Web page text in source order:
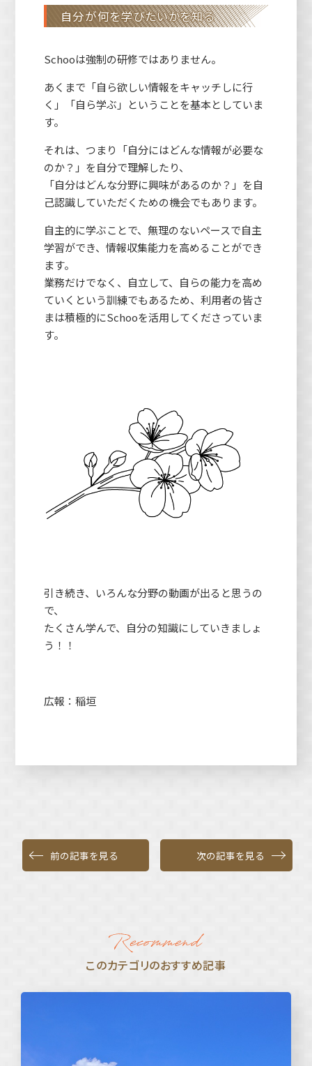
自分が何を学びたいかを知る
Schooは強制の研修ではありません。
あくまで「自ら欲しい情報をキャッチしに行
く」「自ら学ぶ」ということを基本としていま
す。
それは、つまり「自分にはどんな情報が必要な
のか？」を自分で理解したり、
「自分はどんな分野に興味があるのか？」を自
己認識していただくための機会でもあります。
自主的に学ぶことで、無理のないペースで自主
学習ができ、情報収集能力を高めることができ
ます。
業務だけでなく、自立して、自らの能力を高め
ていくという訓練でもあるため、利用者の皆さ
まは積極的にSchooを活用してくださっていま
す。
引き続き、いろんな分野の動画が出ると思うの
で、
たくさん学んで、自分の知識にしていきましょ
う！！
広報：稲垣
前の記事を見る 次の記事を見る
このカテゴリのおすすめ記事